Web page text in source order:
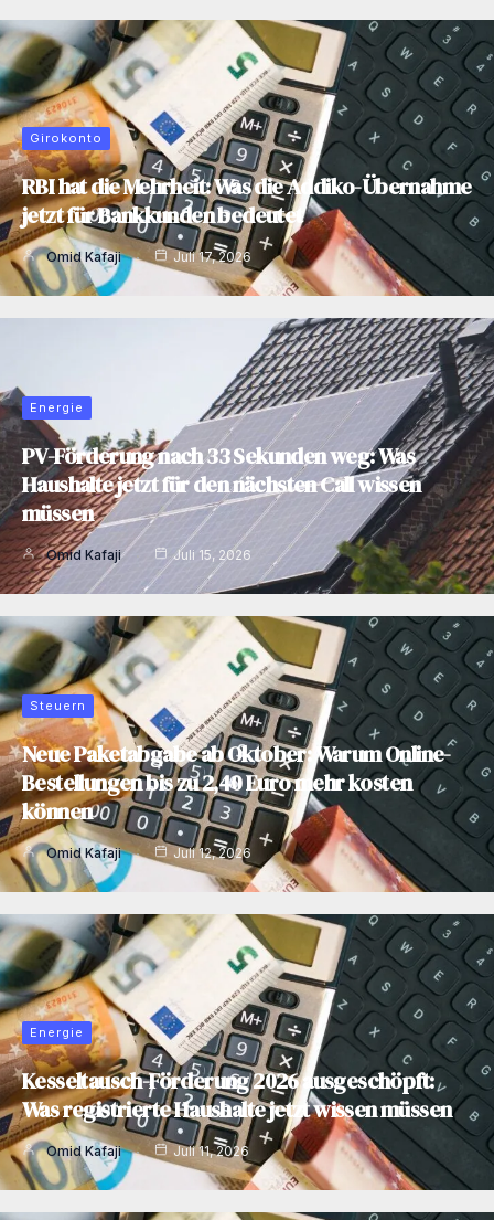
Girokonto
RBI hat die Mehrheit: Was die Addiko-Übernahme
jetzt für Bankkunden bedeutet
Omid Kafaji Juli 17, 2026
Energie
PV-Förderung nach 33 Sekunden weg: Was
Haushalte jetzt für den nächsten Call wissen
müssen
Omid Kafaji Juli 15, 2026
Steuern
Neue Paketabgabe ab Oktober: Warum Online-
Bestellungen bis zu 2,40 Euro mehr kosten
können
Omid Kafaji Juli 12, 2026
Energie
Kesseltausch-Förderung 2026 ausgeschöpft:
Was registrierte Haushalte jetzt wissen müssen
Omid Kafaji Juli 11, 2026